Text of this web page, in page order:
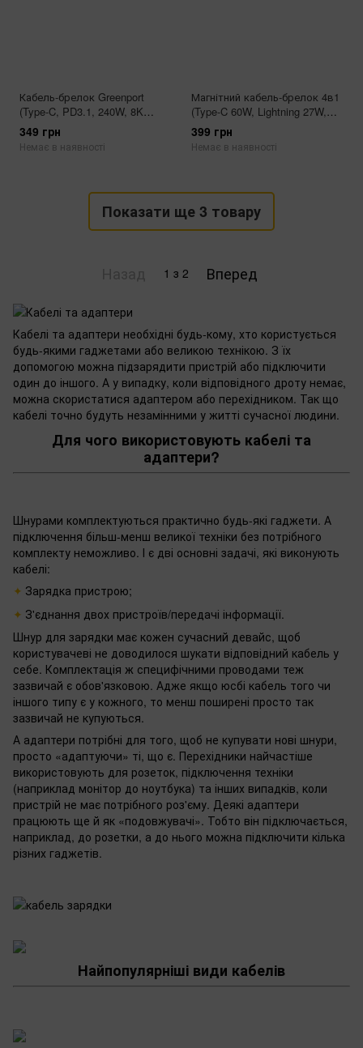
Кабель-брелок Greenport
(Type-C, PD3.1, 240W, 8K
40Gbps, 13см, Чорний)
349 грн
Немає в наявності
Магнітний кабель-брелок 4в1
(Type-C 60W, Lightning 27W,
PD, Швидка зарядка)
399 грн
Немає в наявності
Показати ще 3 товару
1 з 2 Вперед
Кабелі та адаптери необхідні будь-кому, хто користується
будь-якими гаджетами або великою технікою. З їх
допомогою можна підзарядити пристрій або підключити
один до іншого. А у випадку, коли відповідного дроту немає,
можна скористатися адаптером або перехідником. Так що
кабелі точно будуть незамінними у житті сучасної людини.
Для чого використовують кабелі та
адаптери?
Шнурами комплектуються практично будь-які гаджети. А
підключення більш-менш великої техніки без потрібного
комплекту неможливо. І є дві основні задачі, які виконують
кабелі:
Зарядка пристрою;
З'єднання двох пристроїв/передачі інформації.
Шнур для зарядки має кожен сучасний девайс, щоб
користувачеві не доводилося шукати відповідний кабель у
себе. Комплектація ж специфічними проводами теж
зазвичай є обов'язковою. Адже якщо юсбі кабель того чи
іншого типу є у кожного, то менш поширені просто так
зазвичай не купуються.
А адаптери потрібні для того, щоб не купувати нові шнури,
просто «адаптуючи» ті, що є. Перехідники найчастіше
використовують для розеток, підключення техніки
(наприклад монітор до ноутбука) та інших випадків, коли
пристрій не має потрібного роз'єму. Деякі адаптери
працюють ще й як «подовжувачі». Тобто він підключається,
наприклад, до розетки, а до нього можна підключити кілька
різних гаджетів.
Найпопулярніші види кабелів